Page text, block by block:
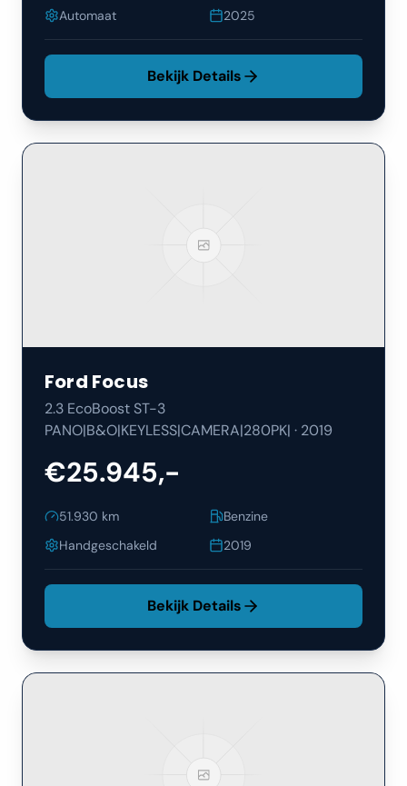
Automaat 2025
Bekijk Details
Ford Focus
2.3 EcoBoost ST-3
PANO|B&O|KEYLESS|CAMERA|280PK| · 2019
€25.945,-
51.930 km
Benzine
Handgeschakeld
2019
Bekijk Details